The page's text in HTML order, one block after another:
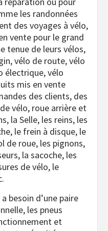
les randonnées
des voyages à vélo,
vente pour le grand
tenue de leurs vélos,
vélo de route, vélo
électrique, vélo
mis en vente
des clients, des
vélo, roue arrière et
la Selle, les reins, les
le frein à disque, le
de roue, les pignons,
la sacoche, les
de vélo, le
besoin d’une paire
les pneus
et